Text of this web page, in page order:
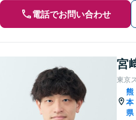
電話でお問い合わせ
宮
東京
熊
本
県